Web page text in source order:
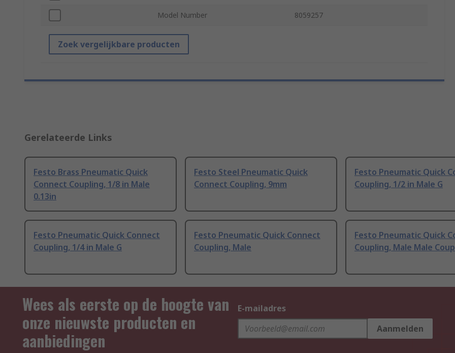
Model Number 8059257
Zoek vergelijkbare producten
Gerelateerde Links
Festo Brass Pneumatic Quick
Connect Coupling, 1/8 in Male
0.13in
Festo Steel Pneumatic Quick
Connect Coupling, 9mm
Festo Pneumatic Quick
Coupling, 1/2 in Male G
Festo Pneumatic Quick Connect
Coupling, 1/4 in Male G
Festo Pneumatic Quick Connect
Coupling, Male
Festo Pneumatic Quick
Coupling, Male Male
Wees als eerste op de hoogte van
onze nieuwste producten en
aanbiedingen
E-mailadres
Aanmelden